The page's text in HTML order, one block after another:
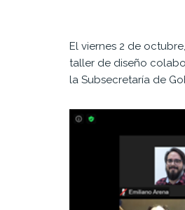
El viernes 2 de octubre,
taller de diseño
la Subsecretaría de